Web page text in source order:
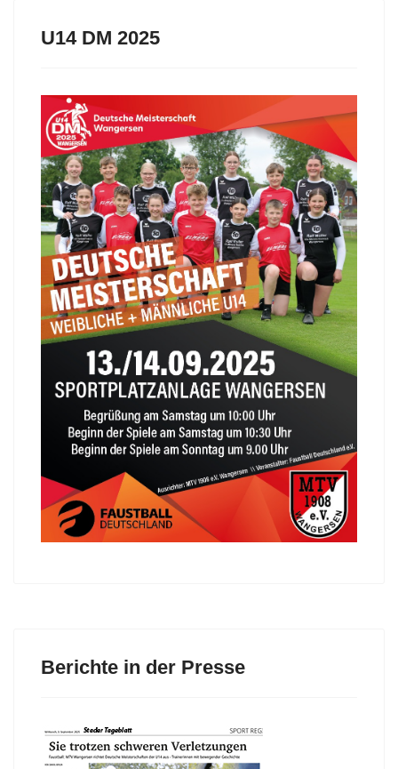
U14 DM 2025
Berichte in der Presse